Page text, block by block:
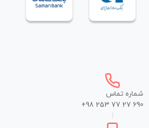
شماره تماس
+98 253 77 27 690